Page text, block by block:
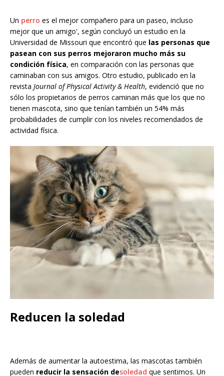
Un perro es el mejor compañero para un paseo, incluso
mejor que un amigo', según concluyó un estudio en la
Universidad de Missouri que encontró que las personas que
pasean con sus perros mejoraron mucho más su
condición física, en comparación con las personas que
caminaban con sus amigos. Otro estudio, publicado en la
revista Journal of Physical Activity & Health, evidenció que no
sólo los propietarios de perros caminan más que los que no
tienen mascota, sino que tenían también un 54% más
probabilidades de cumplir con los niveles recomendados de
actividad física.
Reducen la soledad
Además de aumentar la autoestima, las mascotas también
pueden reducir la sensación desoledad que sentimos. Un